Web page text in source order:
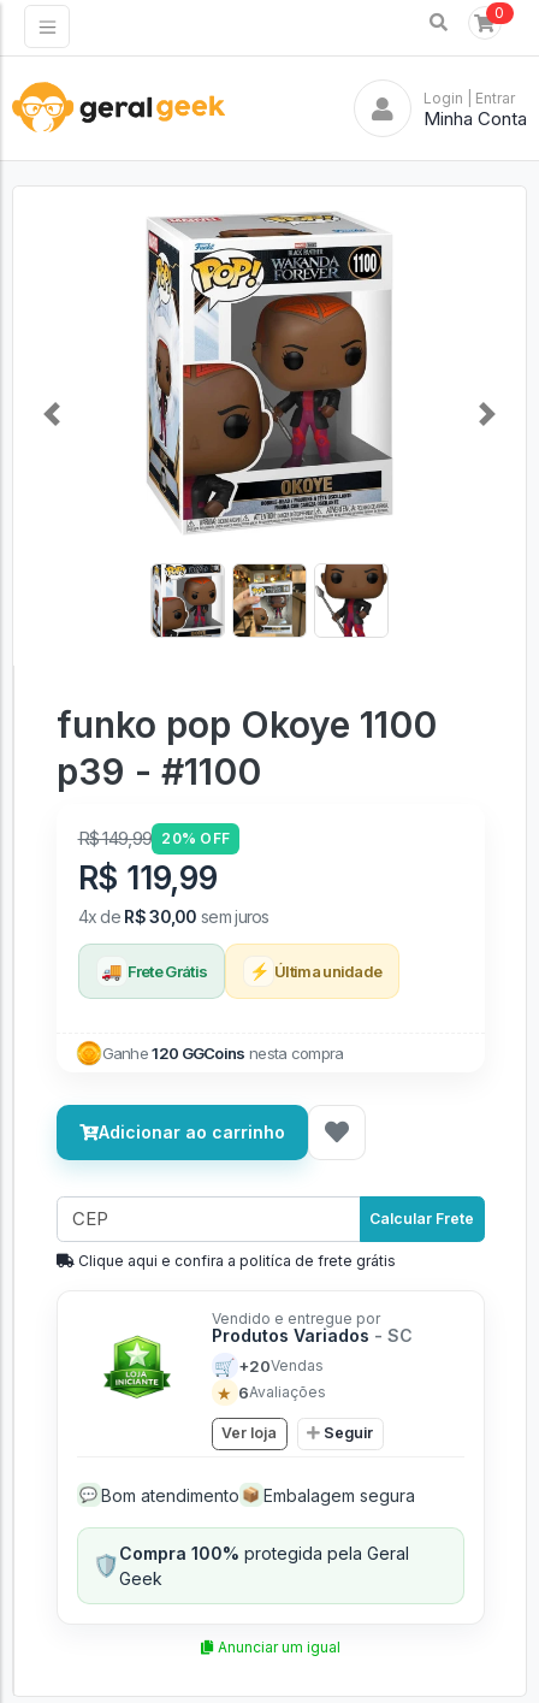
0
Login | Entrar
Minha Conta
Previous Next
funko pop Okoye 1100
p39 - #1100
R$ 149,99 20% OFF
R$ 119,99
4x de R$ 30,00 sem juros
🚚 Frete Grátis ⚡ Última unidade
Ganhe120 GGCoins nesta compra
Adicionar ao carrinho
Calcular Frete
Clique aqui e confira a politíca de frete grátis
Vendido e entregue por
Produtos Variados - SC
🛒 +20Vendas
★ 6Avaliações
Ver loja Seguir
💬 Bom atendimento 📦 Embalagem segura
🛡️Compra 100% protegida pela Geral
Geek
Anunciar um igual